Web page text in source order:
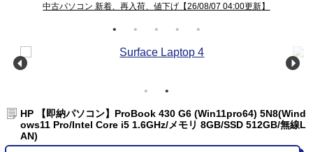
Windows11ノート一覧【26/08/07 04:00更新】
HP 【即納パソコン】ProBook 430 G6 (Win11pro64) 5N8(Wind
ows11 Pro/Intel Core i5 1.6GHz/メモリ 8GB/SSD 512GB/無線L
AN)